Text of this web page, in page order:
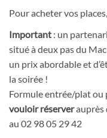
Pour acheter vos places,
Important : un
situé à deux pas du
un prix abordable et
la soirée !
Formule entrée/plat ou
vouloir réserverauprès
au 02 98 05 29 42